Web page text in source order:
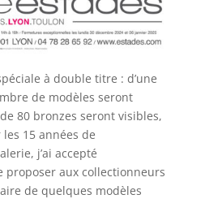
à double titre : d’une
de modèles seront
80 bronzes seront visibles,
15 années de
j’ai accepté
proposer aux collectionneurs
de quelques modèles